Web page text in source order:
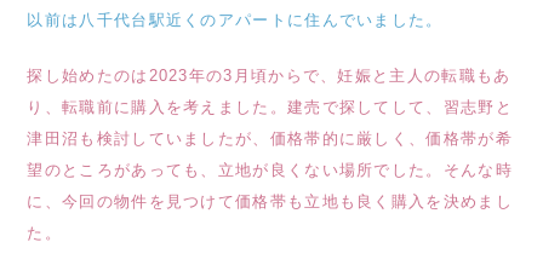
以前は八千代台駅近くのアパートに住んでいました。
探し始めたのは2023年の3月頃からで、妊娠と主人の転職もあ
り、転職前に購入を考えました。建売で探してして、習志野と
津田沼も検討していましたが、価格帯的に厳しく、価格帯が希
望のところがあっても、立地が良くない場所でした。そんな時
に、今回の物件を見つけて価格帯も立地も良く購入を決めまし
た。